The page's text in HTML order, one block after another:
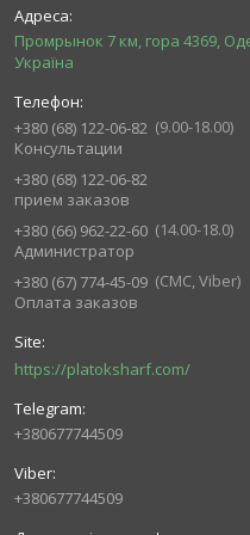
Промрынок 7 км, гора 4369,
Україна
+380 (68) 122-06-82
9.00-18.00
Консультации
+380 (68) 122-06-82
прием заказов
+380 (66) 962-22-60
14.00-18.0
Администратор
+380 (67) 774-45-09
СМС, Viber
Оплата заказов
https://platoksharf.com/
+380677744509
+380677744509